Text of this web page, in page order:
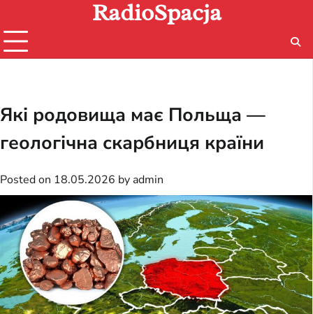
content
RadioSpacja
Які родовища має Польща —
геологічна скарбниця країни
Posted on 18.05.2026 by admin